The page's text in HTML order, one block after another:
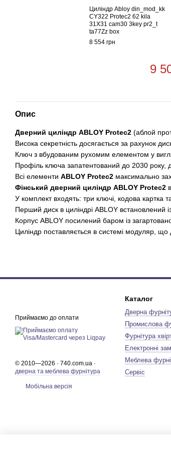
Циліндр Abloy din_mod_kk
CY322 Protec2 62 kila
31X31 cam30 3key pr2_t
ta77Zz box
8 554 грн
9
Опис
Дверний циліндр ABLOY Protec2 (аблой
Висока секретність досягається за рахунок
Ключ з вбудованим рухомим елементом у
Профіль ключа запатентований до 2030 року,
Всі елементи ABLOY Protec2 максимально
Фінський дверний циліндр ABLOY Protec2
У комплект входять: три ключі, кодова картка
Перший диск в циліндрі ABLOY встановлений із
Корпус ABLOY посилений баром із
Циліндр поставляється в системі модуляр, що
Приймаємо до оплати
© 2010—2026 · 740.com.ua ·
дверна та меблева фурнітура
Мобільна версія
Каталог
Дверна
Промислова
Фурнітура
Електронні
Меблева
Сервіс